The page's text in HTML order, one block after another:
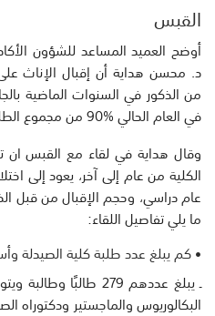
القبس
أوضح العميد المساعد للشؤون
د. محسن هداية أن إقبال الإناث
من الذكور في السنوات الماضية
في العام الحالي %90 من مجموع الطلبة المقيدين بالكلية.
وقال هداية في لقاء مع القبس ان
الكلية من عام إلى آخر، يعود إلى
عام دراسي، وحجم الإقبال من قبل
ما يلي تفاصيل اللقاء:
• كم يبلغ عدد طلبة كلية الصيدلة
البكالوريوس والماجستير ودكتوراه